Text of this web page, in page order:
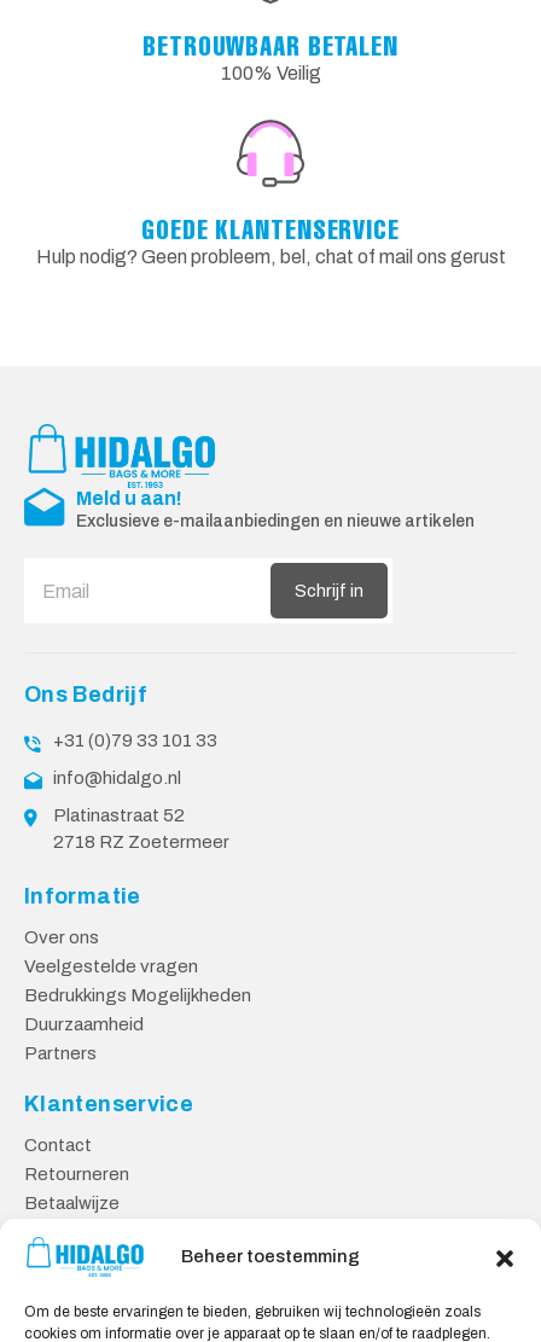
Beheer toestemming
Om de beste ervaringen te bieden, gebruiken wij technologieën zoals
cookies om informatie over je apparaat op te slaan en/of te raadplegen.
BETROUWBAAR BETALEN
100% Veilig
GOEDE KLANTENSERVICE
Hulp nodig? Geen probleem, bel, chat of mail ons gerust
Meld u aan!
Exclusieve e-mailaanbiedingen en nieuwe artikelen
Schrijf in
Ons Bedrijf
+31 (0)79 33 101 33
info@hidalgo.nl
Platinastraat 52
2718 RZ Zoetermeer
Informatie
Over ons
Veelgestelde vragen
Bedrukkings Mogelijkheden
Duurzaamheid
Partners
Klantenservice
Contact
Retourneren
Betaalwijze
Veilig Shoppen
Algemene Voorwaarden